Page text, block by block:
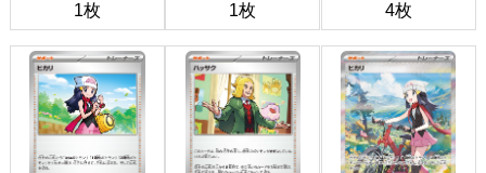
1枚 1枚 4枚